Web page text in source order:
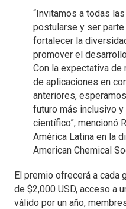
“Invitamos a todas
postularse y ser
fortalecer la
promover el
Con la expectativa
de aplicaciones en
anteriores,
futuro más inclusivo
científico”, mencionó
América Latina en la
American Chemical
El premio ofrecerá a cada
de $2,000 USD, acceso a
válido por un año,